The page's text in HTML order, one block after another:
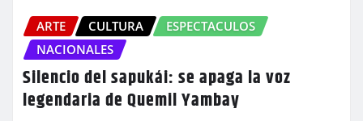
ARTE CULTURA
ESPECTACULOS
NACIONALES
Silencio del sapukái: se apaga la voz
legendaria de Quemil Yambay